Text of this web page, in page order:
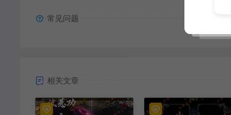
常见问题
相关文章